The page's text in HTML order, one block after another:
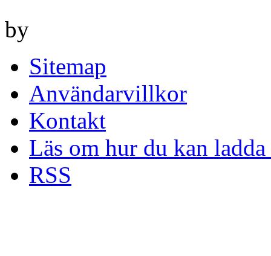
by
Sitemap
Användarvillkor
Kontakt
Läs om hur du kan
RSS